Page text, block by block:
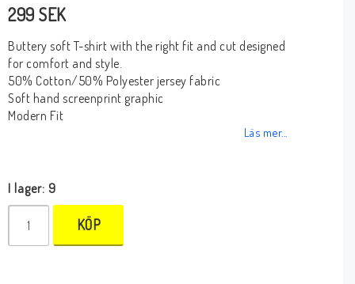
299 SEK
Buttery soft T-shirt with the right fit and cut designed
for comfort and style.
50% Cotton/50% Polyester jersey fabric
Soft hand screenprint graphic
Modern Fit
Läs mer...
I lager: 9
KÖP